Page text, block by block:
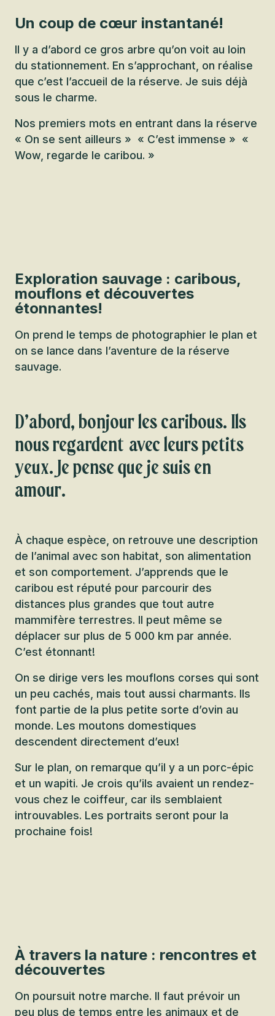
Un coup de cœur instantané!
Il y a d’abord ce gros arbre qu’on voit au loin
du stationnement. En s’approchant, on réalise
que c’est l’accueil de la réserve. Je suis déjà
sous le charme.
Nos premiers mots en entrant dans la réserve
‭« On se sent ailleurs » ‭« C’est immense » ‭«
Wow, regarde le caribou. »
Exploration sauvage : caribous,
mouflons et découvertes
étonnantes!
On prend le temps de photographier le plan et
on se lance dans l’aventure de la réserve
sauvage.
D’abord, bonjour les caribous. Ils
nous regardent avec leurs petits
yeux. Je pense que je suis en
amour.
À chaque espèce, on retrouve une description
de l’animal avec son habitat, son alimentation
et son comportement. J’apprends que le
caribou est réputé pour parcourir des
distances plus grandes que tout autre
mammifère terrestres. Il peut même se
déplacer sur plus de 5 000 km par année.
C’est étonnant!
On se dirige vers les mouflons corses qui sont
un peu cachés, mais tout aussi charmants. Ils
font partie de la plus petite sorte d’ovin au
monde. Les moutons domestiques
descendent directement d’eux!
Sur le plan, on remarque qu’il y a un porc-épic
et un wapiti. Je crois qu’ils avaient un rendez-
vous chez le coiffeur, car ils semblaient
introuvables. Les portraits seront pour la
prochaine fois!
À travers la nature : rencontres et
découvertes
On poursuit notre marche. Il faut prévoir un
peu plus de temps entre les animaux et de